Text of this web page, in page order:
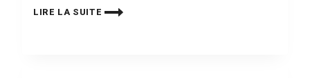
LIRE LA SUITE